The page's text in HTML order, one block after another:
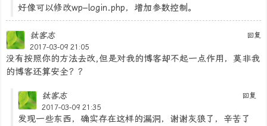
好像可以修改wp–login.php，增加参数控制。
回复
钛客志
2017-03-09 21:05
没有按照你的方法去改,但是对我的博客却不起一点作用，莫非我
的博客还算安全？？
回复
钛客志
2017-03-09 21:35
发现一些东西，确实存在这样的漏洞，谢谢灰狼了，辛苦了